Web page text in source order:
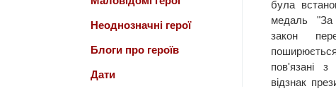
була
медаль
закон
пов'язані з
відзнак
Неоднозначні герої
Блоги про героїв
Дати